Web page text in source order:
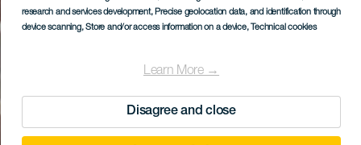
research and services development, Precise geolocation data, and identification through
device scanning, Store and/or access information on a device, Technical cookies
Learn More →
Disagree and close